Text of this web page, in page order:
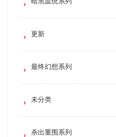
更新
最终幻想系列
未分类
杀出重围系列